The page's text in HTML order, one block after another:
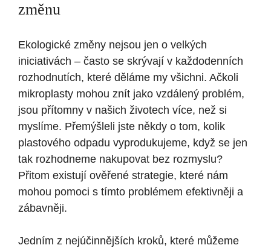
změnu
Ekologické změny nejsou jen o velkých
iniciativách – často se skrývají v každodenních
rozhodnutích, které děláme my všichni. Ačkoli
mikroplasty mohou znít jako vzdálený problém,
jsou přítomny v našich životech více, než si
myslíme. Přemýšleli jste někdy o tom, kolik
plastového odpadu vyprodukujeme, když se jen
tak rozhodneme nakupovat bez rozmyslu?
Přitom existují ověřené strategie, které nám
mohou pomoci s tímto problémem efektivněji a
zábavněji.
Jedním z nejúčinnějších kroků, které můžeme